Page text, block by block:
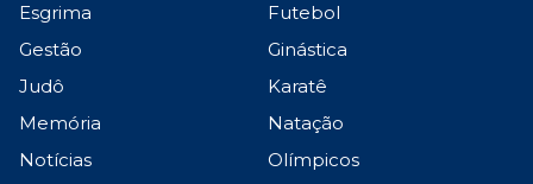
Esgrima
Futebol
Gestão
Ginástica
Judô
Karatê
Memória
Natação
Notícias
Olímpicos